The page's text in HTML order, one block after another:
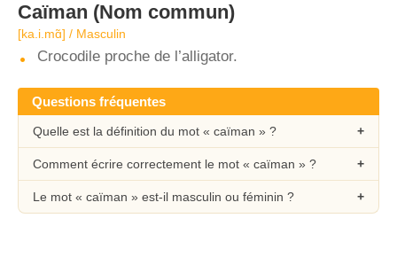
Caïman (Nom commun)
[ka.i.mɑ̃] / Masculin
Crocodile proche de l’alligator.
Questions fréquentes
Quelle est la définition du mot « caïman » ?
Comment écrire correctement le mot « caïman » ?
Le mot « caïman » est-il masculin ou féminin ?